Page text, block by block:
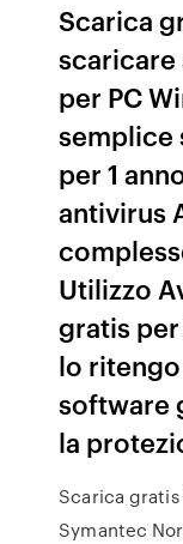
Scarica
scaricare
per PC
semplice
per 1
antivirus
Utilizzo
gratis per
lo
software
la
Scarica
Symantec